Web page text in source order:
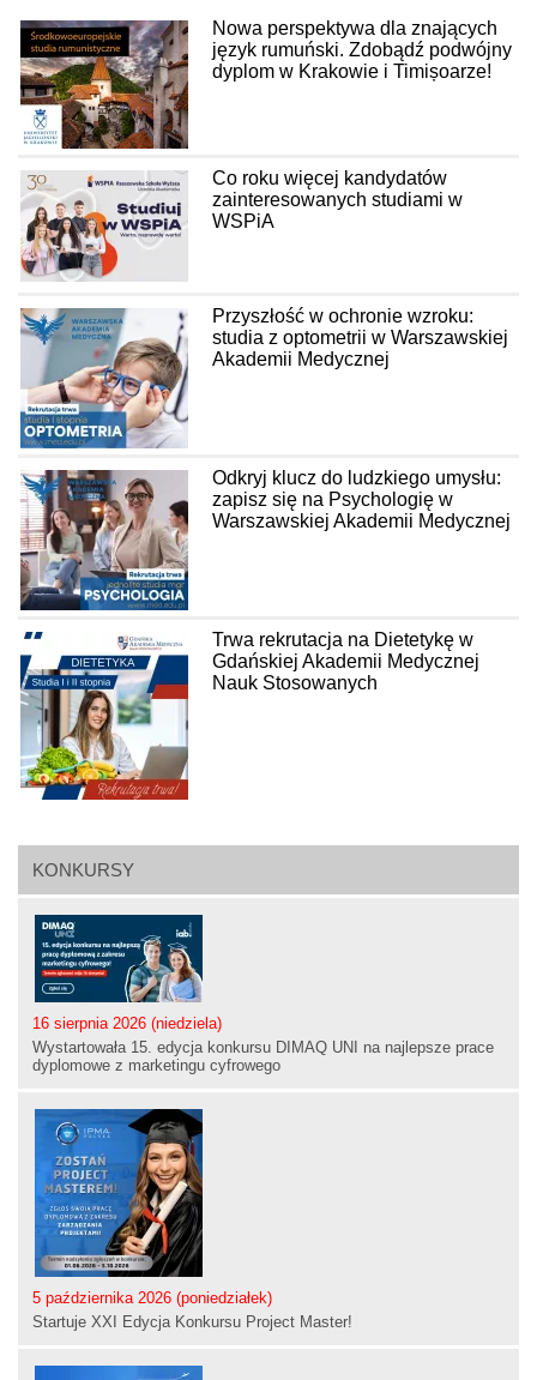
KONKURSY
16 sierpnia 2026 (niedziela)
Wystartowała 15. edycja konkursu DIMAQ UNI na najlepsze prace
dyplomowe z marketingu cyfrowego
5 października 2026 (poniedziałek)
Startuje XXI Edycja Konkursu Project Master!
Nowa perspektywa dla znających
język rumuński. Zdobądź podwójny
dyplom w Krakowie i Timișoarze!
Co roku więcej kandydatów
zainteresowanych studiami w
WSPiA
Przyszłość w ochronie wzroku:
studia z optometrii w Warszawskiej
Akademii Medycznej
Odkryj klucz do ludzkiego umysłu:
zapisz się na Psychologię w
Warszawskiej Akademii Medycznej
Trwa rekrutacja na Dietetykę w
Gdańskiej Akademii Medycznej
Nauk Stosowanych